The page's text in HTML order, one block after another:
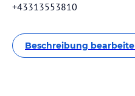
+43313553810
Beschreibung